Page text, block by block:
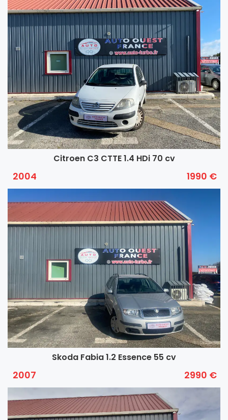
Citroen C3 CTTE 1.4 HDi 70 cv
2004 1990 €
Skoda Fabia 1.2 Essence 55 cv
2007 2990 €